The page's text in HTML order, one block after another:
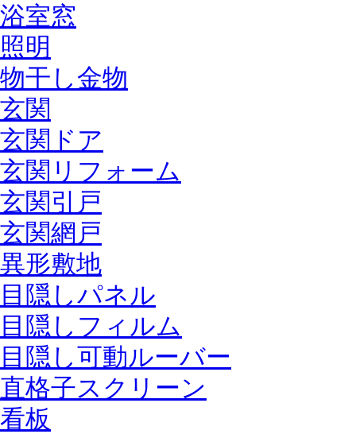
浴室窓
照明
物干し金物
玄関
玄関ドア
玄関リフォーム
玄関引戸
玄関網戸
異形敷地
目隠しパネル
目隠しフィルム
目隠し可動ルーバー
直格子スクリーン
看板